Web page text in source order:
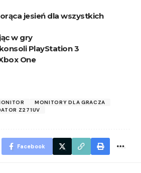
jesień dla wszystkich
w gry
PlayStation 3
One
MONITORY DLA GRACZA
Z271UV
Facebook